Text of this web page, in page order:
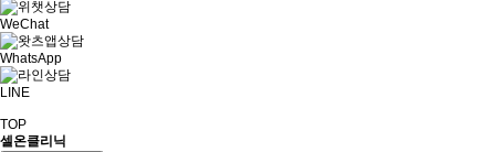
WeChat
WhatsApp
LINE
TOP
셀온클리닉